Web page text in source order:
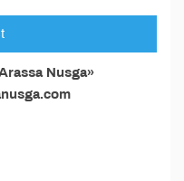
Nusga»